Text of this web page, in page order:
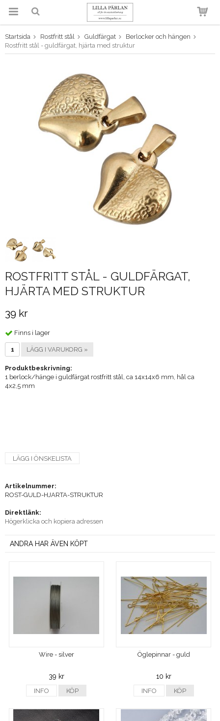
Produkten har blivit tillagd i
varukorgen
Startsida Rostfritt stål Guldfärgat
Berlocker och hängen
Rostfritt stål - guldfärgat, hjärta med struktur
ROSTFRITT STÅL - GULDFÄRGAT,
HJÄRTA MED STRUKTUR
39 kr
Finns i lager
LÄGG I VARUKORG »
Produktbeskrivning:
1 berlock/hänge i guldfärgat rostfritt stål, ca 14x14x6 mm, hål ca
4x2,5 mm
LÄGG I ÖNSKELISTA
Artikelnummer:
ROST-GULD-HJARTA-STRUKTUR
Direktlänk:
Högerklicka och kopiera adressen
ANDRA HAR ÄVEN KÖPT
Wire - silver
39 kr
INFO KÖP
Öglepinnar - guld
10 kr
INFO KÖP